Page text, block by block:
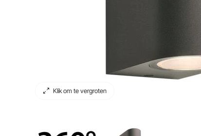
Klik om te vergroten